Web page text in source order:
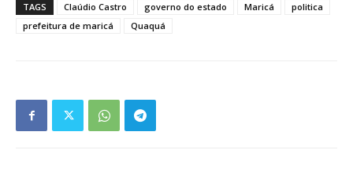
TAGS Claúdio Castro governo do estado Maricá
politica
prefeitura de maricá
Quaquá